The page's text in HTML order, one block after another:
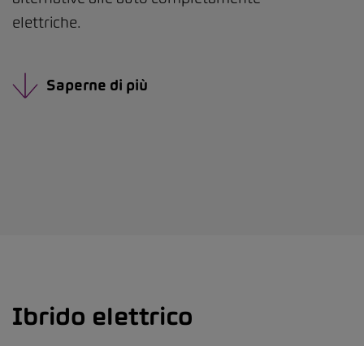
elettriche.
Saperne di più
Ibrido elettrico